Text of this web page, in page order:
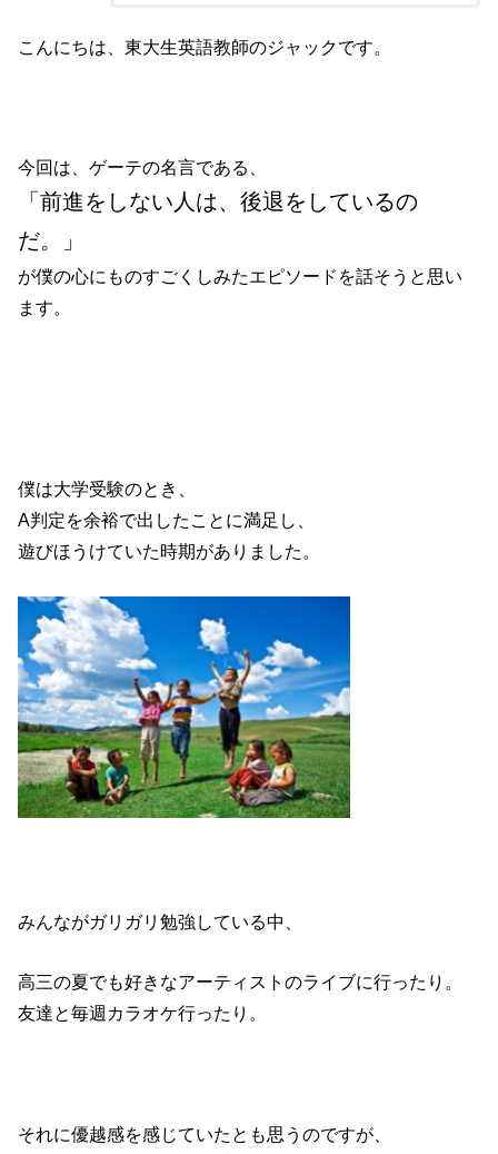
こんにちは、東大生英語教師のジャックです。
今回は、ゲーテの名言である、
「前進をしない人は、後退をしているの
だ。」
が僕の心にものすごくしみたエピソードを話そうと思い
ます。
僕は大学受験のとき、
A判定を余裕で出したことに満足し、
遊びほうけていた時期がありました。
みんながガリガリ勉強している中、
高三の夏でも好きなアーティストのライブに行ったり。
友達と毎週カラオケ行ったり。
それに優越感を感じていたとも思うのですが、